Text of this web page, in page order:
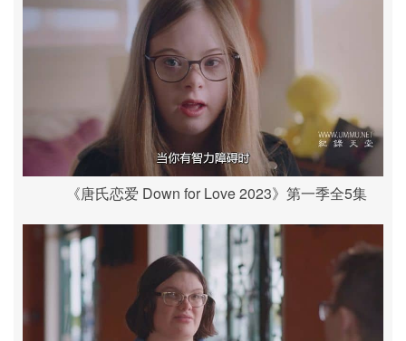
《唐氏恋爱 Down for Love 2023》第一季全5集